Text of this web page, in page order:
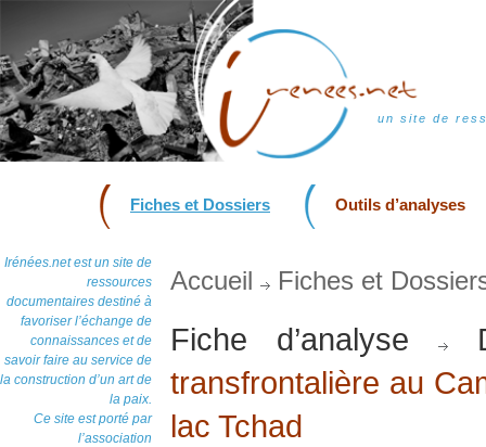
un site de
Fiches et Dossiers Outils d’analyses
Irénées.net est un site de
ressources
documentaires destiné à
favoriser l’échange de
connaissances et de
savoir faire au service de
la construction d’un art de
la paix.
Ce site est porté par
l’association
Accueil Fiches et
Fiche d’analyse
transfrontalière au
lac Tchad